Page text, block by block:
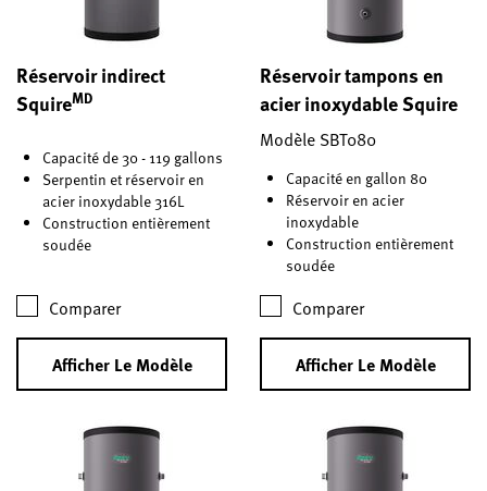
Réservoir indirect
SquireMD
Capacité de 30 - 119 gallons
Serpentin et réservoir en
acier inoxydable 316L
Construction entièrement
soudée
Comparer
Afficher Le Modèle
Réservoir tampons en
acier inoxydable Squire
Modèle SBT080
Capacité en gallon 80
Réservoir en acier
inoxydable
Construction entièrement
soudée
Comparer
Afficher Le Modèle